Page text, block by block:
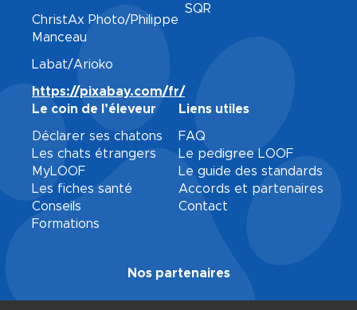
ChristAx Photo/Philippe
Manceau
Labat/Arioko
https://pixabay.com/fr/
SQR
Le coin de l’éleveur
Déclarer ses chatons
Les chats étrangers
MyLOOF
Les fiches santé
Conseils
Formations
Liens utiles
FAQ
Le pedigree LOOF
Le guide des standards
Accords et partenaires
Contact
Nos partenaires